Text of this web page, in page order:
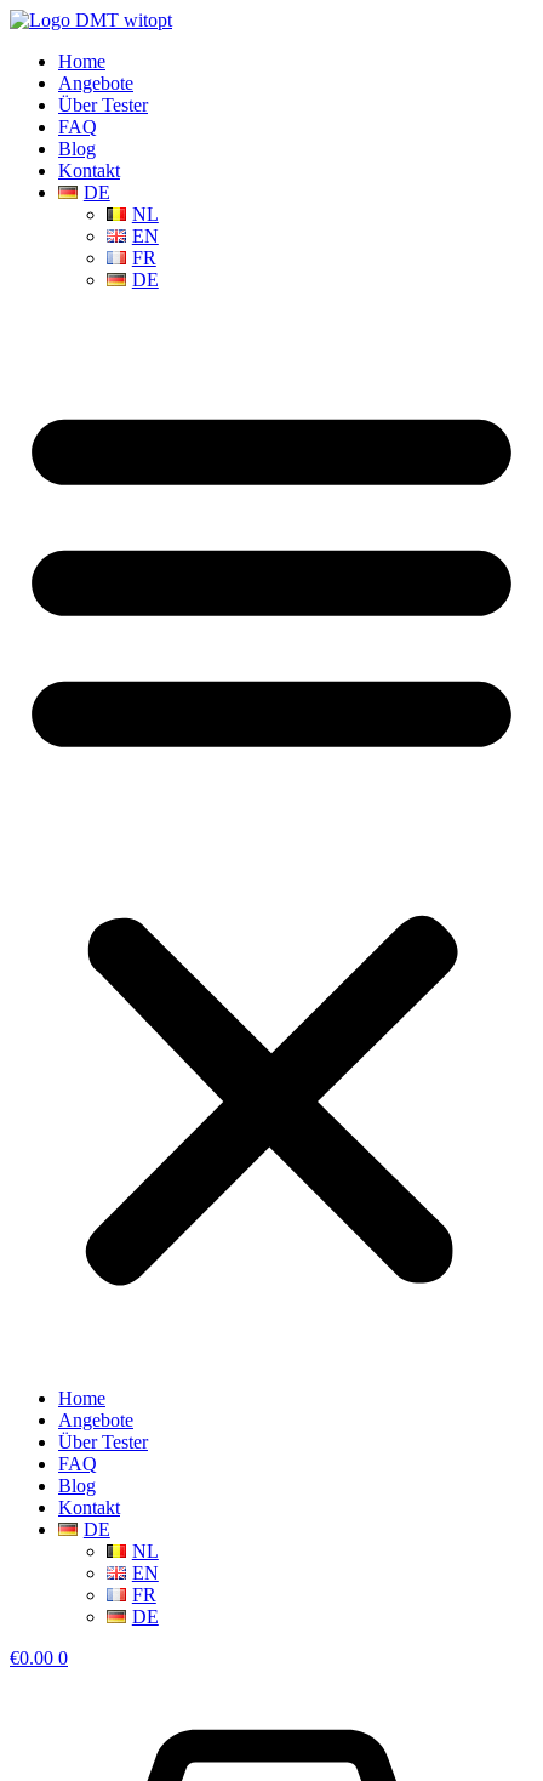
Home
Angebote
Über Tester
FAQ
Blog
Kontakt
DE
NL
EN
FR
DE
Home
Angebote
Über Tester
FAQ
Blog
Kontakt
DE
NL
EN
FR
DE
€0.00 0